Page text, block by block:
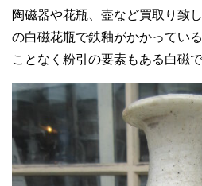
陶磁器や花瓶、壺など買取り致
の白磁花瓶で鉄釉がかかってい
ことなく粉引の要素もある白磁